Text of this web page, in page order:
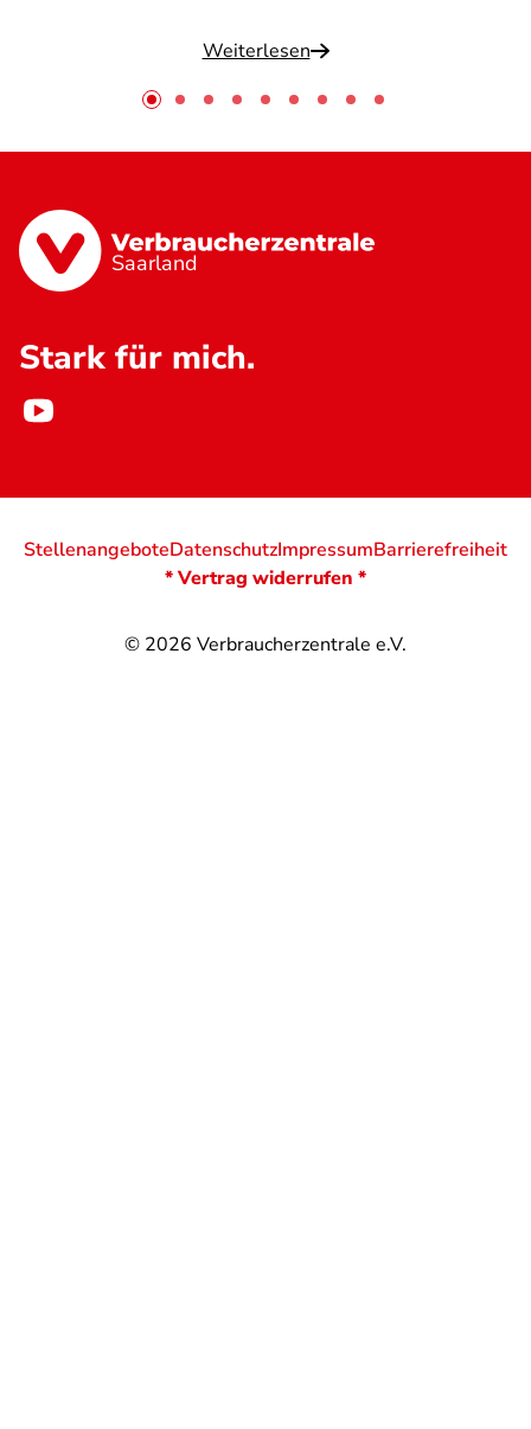
Weiterlesen
Saarland
Stark für mich.
© 2026 Verbraucherzentrale e.V.
StellenangeboteDatenschutzImpressumBarrierefreiheit
* Vertrag widerrufen *